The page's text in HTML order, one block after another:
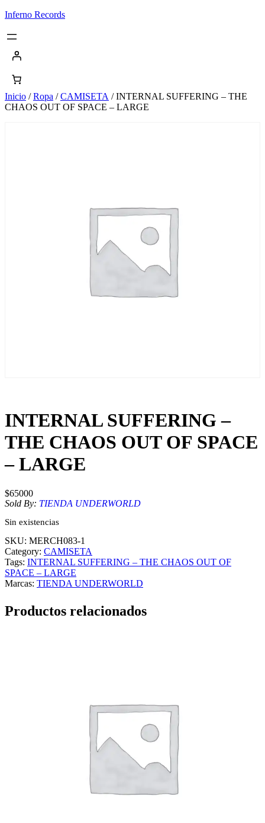
Saltar
contenido
Inferno Records
Inicio /Ropa /CAMISETA / INTERNAL SUFFERING – THE
CHAOS OUT OF SPACE – LARGE
INTERNAL SUFFERING –
THE CHAOS OUT OF SPACE
– LARGE
$65000
Sold By: TIENDA UNDERWORLD
Sin existencias
SKU: MERCH083-1
Category: CAMISETA
Tags: INTERNAL SUFFERING – THE CHAOS OUT OF
SPACE – LARGE
Marcas: TIENDA UNDERWORLD
Productos relacionados